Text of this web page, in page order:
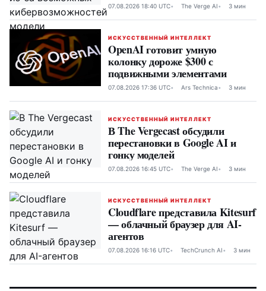
07.08.2026 18:40 UTC The Verge AI 3 мин
ИСКУССТВЕННЫЙ ИНТЕЛЛЕКТ
OpenAI готовит умную
колонку дороже $300 с
подвижными элементами
07.08.2026 17:36 UTC Ars Technica 3 мин
ИСКУССТВЕННЫЙ ИНТЕЛЛЕКТ
В The Vergecast обсудили
перестановки в Google AI и
гонку моделей
07.08.2026 16:45 UTC The Verge AI 3 мин
ИСКУССТВЕННЫЙ ИНТЕЛЛЕКТ
Cloudflare представила Kitesurf
— облачный браузер для AI-
агентов
07.08.2026 16:16 UTC TechCrunch AI 3 мин